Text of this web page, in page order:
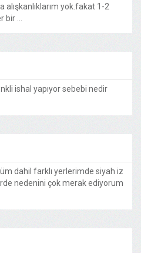
alışkanlıklarım yok.fakat 1-2
...
ishal yapıyor sebebi nedir
dahil farklı yerlerimde siyah iz
nedenini çok merak ediyorum